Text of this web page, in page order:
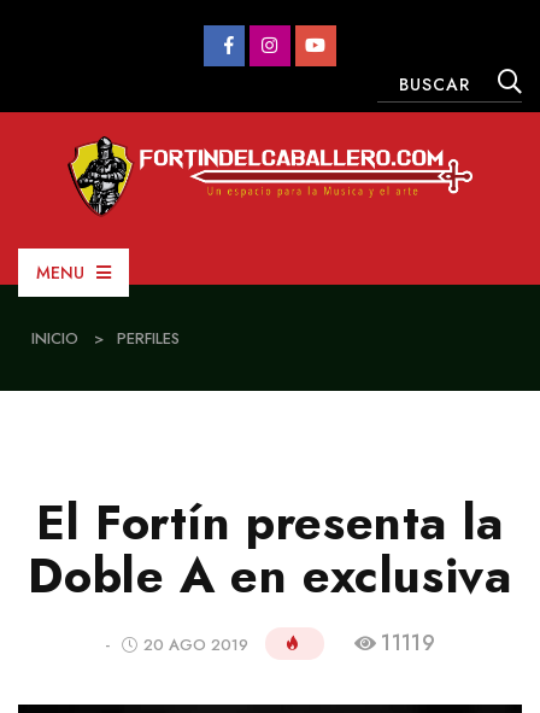
MENU
INICIO > PERFILES
El Fortín presenta la
Doble A en exclusiva
- 20 AGO 2019 11119